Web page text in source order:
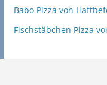
Babo Pizza von
Fischstäbchen Pizza